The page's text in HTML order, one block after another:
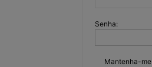
Senha:
Mantenha-me